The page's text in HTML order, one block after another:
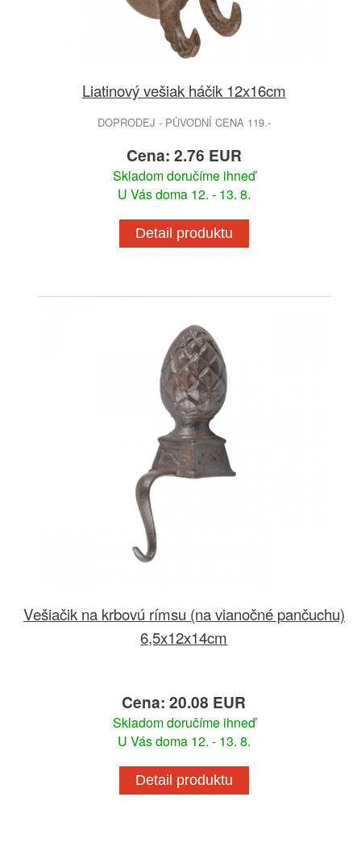
Liatinový vešiak háčik 12x16cm
DOPRODEJ - PŮVODNÍ CENA 119.-
Cena: 2.76 EUR
Skladom doručíme ihneď
U Vás doma 12. - 13. 8.
Detail produktu
Vešiačik na krbovú rímsu (na vianočné pančuchu)
6,5x12x14cm
Cena: 20.08 EUR
Skladom doručíme ihneď
U Vás doma 12. - 13. 8.
Detail produktu